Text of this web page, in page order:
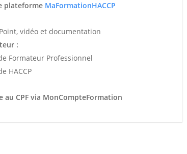
plateforme MaFormationHACCP
vidéo et documentation
:
Formateur Professionnel
HACCP
au CPF via MonCompteFormation